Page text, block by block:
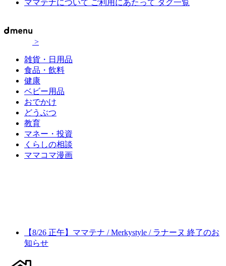
ママテナについて ご利用にあたって タグ一覧
>
雑貨・日用品
食品・飲料
健康
ベビー用品
おでかけ
どうぶつ
教育
マネー・投資
くらしの相談
ママコマ漫画
【8/26 正午】ママテナ / Merkystyle / ラナーヌ 終了のお
知らせ